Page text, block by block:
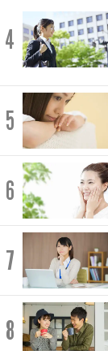
4
5
6
7
8